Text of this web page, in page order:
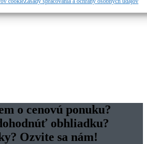
o cenovú ponuku?
obhliadku?
Ozvite sa nám!